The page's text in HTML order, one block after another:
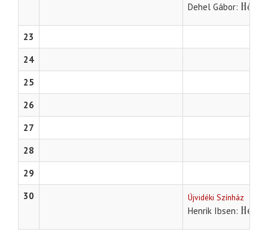
Dehel Gábor
23
24
25
26
27
28
29
30
Újvidéki Színház
Henrik Ibsen